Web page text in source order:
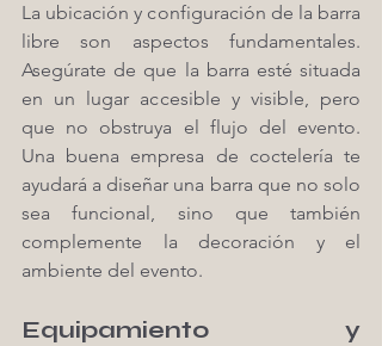
La ubicación y configuración de la barra
libre son aspectos fundamentales.
Asegúrate de que la barra esté situada
en un lugar accesible y visible, pero
que no obstruya el flujo del evento.
Una buena empresa de coctelería te
ayudará a diseñar una barra que no solo
sea funcional, sino que también
complemente la decoración y el
ambiente del evento.
Equipamiento y